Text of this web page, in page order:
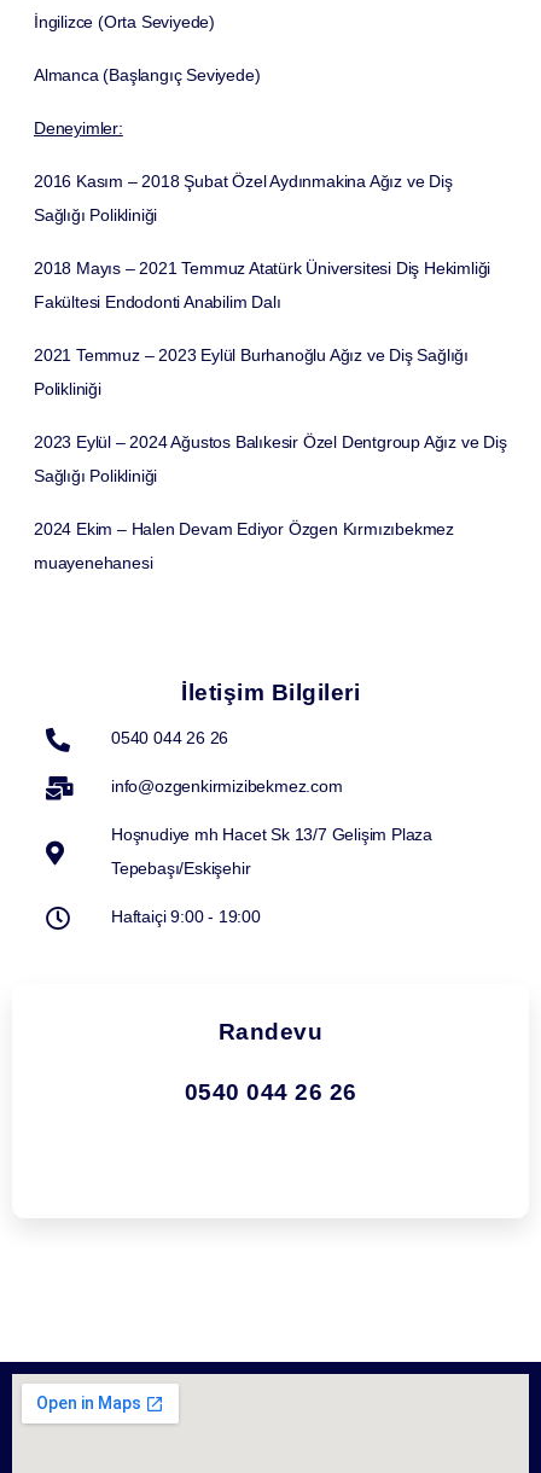
İngilizce (Orta Seviyede)
Almanca(Başlangıç Seviyede)
Deneyimler:
2016 Kasım – 2018 ŞubatÖzel Aydınmakina Ağız ve Diş
Sağlığı Polikliniği
2018 Mayıs – 2021 TemmuzAtatürk Üniversitesi Diş Hekimliği
Fakültesi Endodonti Anabilim Dalı
2021 Temmuz – 2023 Eylül Burhanoğlu Ağız ve Diş Sağlığı
Polikliniği
2023 Eylül – 2024 Ağustos Balıkesir Özel Dentgroup Ağız ve Diş
Sağlığı Polikliniği
2024 Ekim – Halen Devam Ediyor Özgen Kırmızıbekmez
muayenehanesi
İletişim Bilgileri
0540 044 26 26
info@ozgenkirmizibekmez.com
Hoşnudiye mh Hacet Sk 13/7 Gelişim Plaza
Tepebaşı/Eskişehir
Haftaiçi 9:00 - 19:00
Randevu
0540 044 26 26